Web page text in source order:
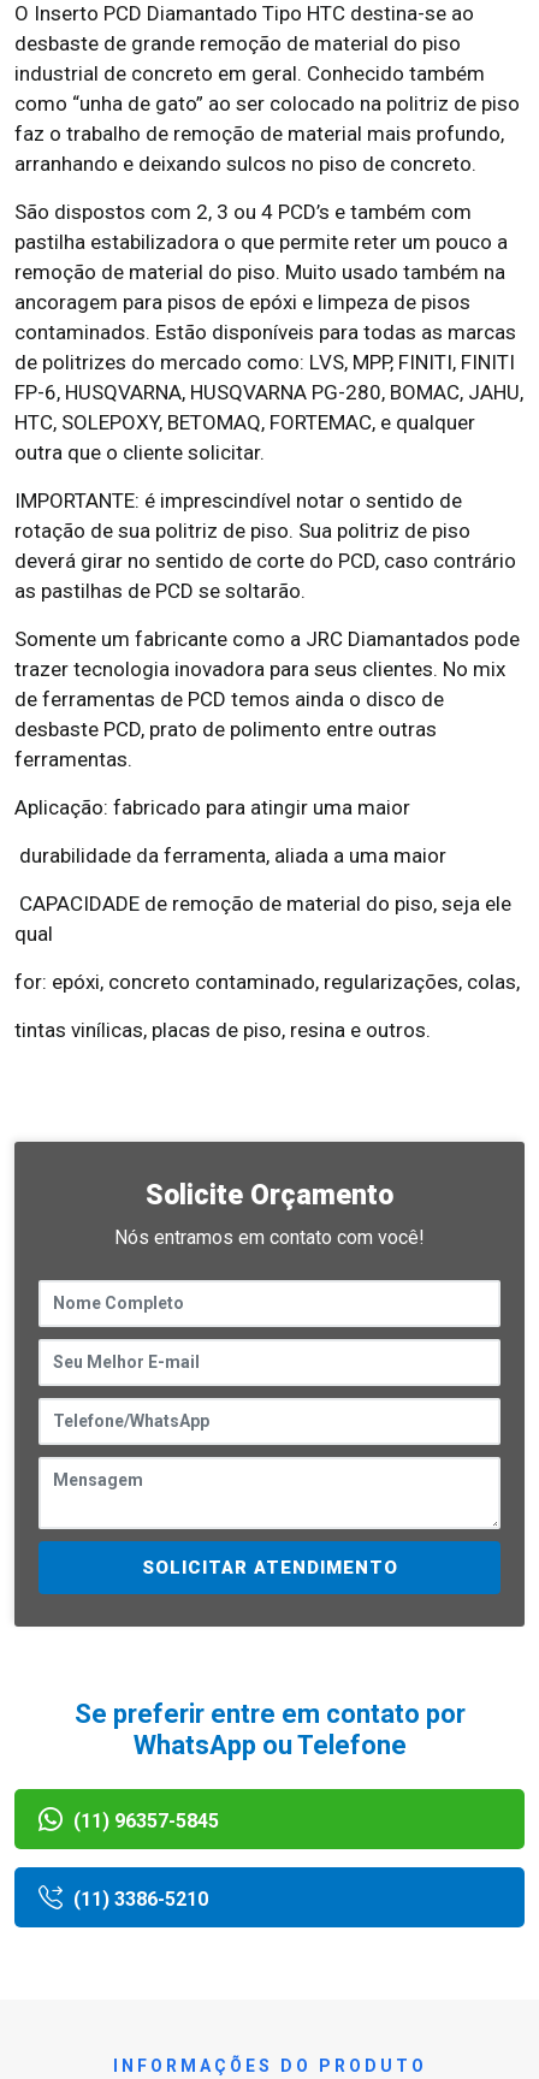
O Inserto PCD Diamantado Tipo HTC destina-se ao
desbaste de grande remoção de material do piso
industrial de concreto em geral. Conhecido também
como “unha de gato” ao ser colocado na politriz de piso
faz o trabalho de remoção de material mais profundo,
arranhando e deixando sulcos no piso de concreto.
São dispostos com 2, 3 ou 4 PCD’s e também com
pastilha estabilizadora o que permite reter um pouco a
remoção de material do piso. Muito usado também na
ancoragem para pisos de epóxi e limpeza de pisos
contaminados. Estão disponíveis para todas as marcas
de politrizes do mercado como: LVS, MPP, FINITI, FINITI
FP-6, HUSQVARNA, HUSQVARNA PG-280, BOMAC, JAHU,
HTC, SOLEPOXY, BETOMAQ, FORTEMAC, e qualquer
outra que o cliente solicitar.
IMPORTANTE: é imprescindível notar o sentido de
rotação de sua politriz de piso. Sua politriz de piso
deverá girar no sentido de corte do PCD, caso contrário
as pastilhas de PCD se soltarão.
Somente um fabricante como a JRC Diamantados pode
trazer tecnologia inovadora para seus clientes. No mix
de ferramentas de PCD temos ainda o disco de
desbaste PCD, prato de polimento entre outras
ferramentas.
Aplicação: fabricado para atingir uma maior
durabilidade da ferramenta, aliada a uma maior
CAPACIDADE de remoção de material do piso, seja ele
qual
for: epóxi, concreto contaminado, regularizações, colas,
tintas vinílicas, placas de piso, resina e outros.
Solicite Orçamento
Nós entramos em contato com você!
SOLICITAR ATENDIMENTO
Se preferir entre em contato por
WhatsApp ou Telefone
(11) 96357-5845
(11) 3386-5210
INFORMAÇÕES DO PRODUTO